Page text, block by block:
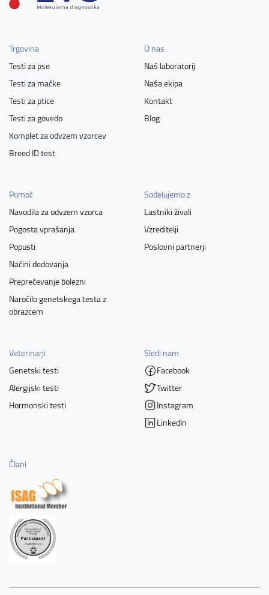
Trgovina
Testi za pse
Testi za mačke
Testi za ptice
Testi za govedo
Komplet za odvzem vzorcev
Breed ID test
O nas
Naš laboratorij
Naša ekipa
Kontakt
Blog
Pomoč
Navodila za odvzem vzorca
Pogosta vprašanja
Popusti
Načini dedovanja
Preprečevanje bolezni
Naročilo genetskega testa z
obrazcem
Sodelujemo z
Lastniki živali
Vzreditelji
Poslovni partnerji
Veterinarji
Genetski testi
Alergijski testi
Hormonski testi
Sledi nam
Facebook
Twitter
Instagram
LinkedIn
Člani